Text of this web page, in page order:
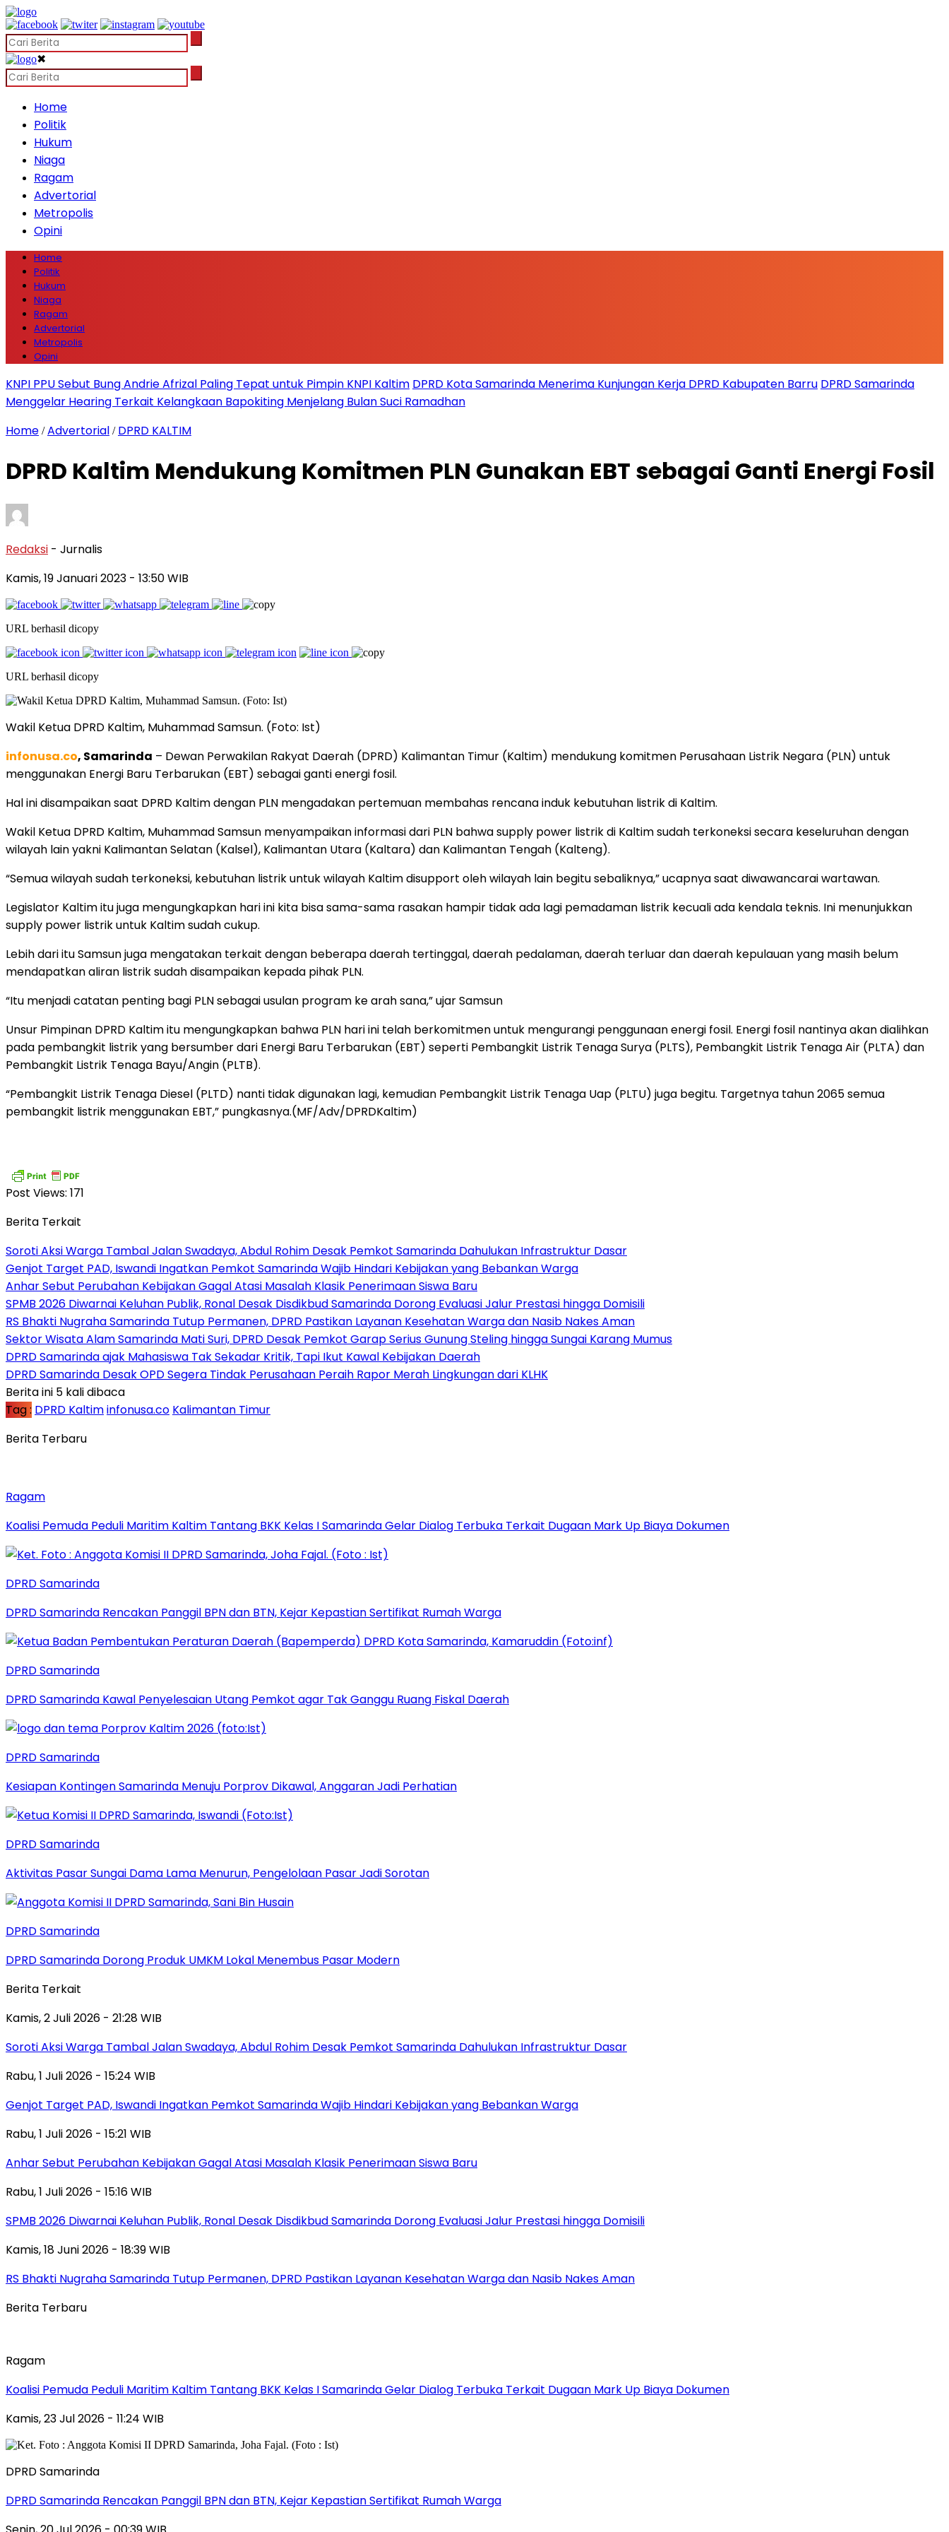
✖
Home
Politik
Hukum
Niaga
Ragam
Advertorial
Metropolis
Opini
Home
Politik
Hukum
Niaga
Ragam
Advertorial
Metropolis
Opini
KNPI PPU Sebut Bung Andrie Afrizal Paling Tepat untuk Pimpin KNPI Kaltim DPRD Kota Samarinda Menerima Kunjungan Kerja DPRD Kabupaten Barru DPRD Samarinda
Menggelar Hearing Terkait Kelangkaan Bapokiting Menjelang Bulan Suci Ramadhan
Home /Advertorial / DPRD KALTIM
DPRD Kaltim Mendukung Komitmen PLN Gunakan EBT sebagai Ganti Energi Fosil
Redaksi - Jurnalis
Kamis, 19 Januari 2023 - 13:50 WIB
URL berhasil dicopy
URL berhasil dicopy
Wakil Ketua DPRD Kaltim, Muhammad Samsun. (Foto: Ist)
infonusa.co, Samarinda – Dewan Perwakilan Rakyat Daerah (DPRD) Kalimantan Timur (Kaltim) mendukung komitmen Perusahaan Listrik Negara (PLN) untuk
menggunakan Energi Baru Terbarukan (EBT) sebagai ganti energi fosil.
Hal ini disampaikan saat DPRD Kaltim dengan PLN mengadakan pertemuan membahas rencana induk kebutuhan listrik di Kaltim.
Wakil Ketua DPRD Kaltim, Muhammad Samsun menyampaikan informasi dari PLN bahwa supply power listrik di Kaltim sudah terkoneksi secara keseluruhan dengan
wilayah lain yakni Kalimantan Selatan (Kalsel), Kalimantan Utara (Kaltara) dan Kalimantan Tengah (Kalteng).
“Semua wilayah sudah terkoneksi, kebutuhan listrik untuk wilayah Kaltim disupport oleh wilayah lain begitu sebaliknya,” ucapnya saat diwawancarai wartawan.
Legislator Kaltim itu juga mengungkapkan hari ini kita bisa sama-sama rasakan hampir tidak ada lagi pemadaman listrik kecuali ada kendala teknis. Ini menunjukkan
supply power listrik untuk Kaltim sudah cukup.
Lebih dari itu Samsun juga mengatakan terkait dengan beberapa daerah tertinggal, daerah pedalaman, daerah terluar dan daerah kepulauan yang masih belum
mendapatkan aliran listrik sudah disampaikan kepada pihak PLN.
“Itu menjadi catatan penting bagi PLN sebagai usulan program ke arah sana,” ujar Samsun
Unsur Pimpinan DPRD Kaltim itu mengungkapkan bahwa PLN hari ini telah berkomitmen untuk mengurangi penggunaan energi fosil. Energi fosil nantinya akan dialihkan
pada pembangkit listrik yang bersumber dari Energi Baru Terbarukan (EBT) seperti Pembangkit Listrik Tenaga Surya (PLTS), Pembangkit Listrik Tenaga Air (PLTA) dan
Pembangkit Listrik Tenaga Bayu/Angin (PLTB).
“Pembangkit Listrik Tenaga Diesel (PLTD) nanti tidak digunakan lagi, kemudian Pembangkit Listrik Tenaga Uap (PLTU) juga begitu. Targetnya tahun 2065 semua
pembangkit listrik menggunakan EBT,” pungkasnya.(MF/Adv/DPRDKaltim)
Post Views: 171
Berita Terkait
Soroti Aksi Warga Tambal Jalan Swadaya, Abdul Rohim Desak Pemkot Samarinda Dahulukan Infrastruktur Dasar
Genjot Target PAD, Iswandi Ingatkan Pemkot Samarinda Wajib Hindari Kebijakan yang Bebankan Warga
Anhar Sebut Perubahan Kebijakan Gagal Atasi Masalah Klasik Penerimaan Siswa Baru
SPMB 2026 Diwarnai Keluhan Publik, Ronal Desak Disdikbud Samarinda Dorong Evaluasi Jalur Prestasi hingga Domisili
RS Bhakti Nugraha Samarinda Tutup Permanen, DPRD Pastikan Layanan Kesehatan Warga dan Nasib Nakes Aman
Sektor Wisata Alam Samarinda Mati Suri, DPRD Desak Pemkot Garap Serius Gunung Steling hingga Sungai Karang Mumus
DPRD Samarinda ajak Mahasiswa Tak Sekadar Kritik, Tapi Ikut Kawal Kebijakan Daerah
DPRD Samarinda Desak OPD Segera Tindak Perusahaan Peraih Rapor Merah Lingkungan dari KLHK
Berita ini 5 kali dibaca
Tag : DPRD Kaltiminfonusa.co Kalimantan Timur
Berita Terbaru
Ragam
Koalisi Pemuda Peduli Maritim Kaltim Tantang BKK Kelas I Samarinda Gelar Dialog Terbuka Terkait Dugaan Mark Up Biaya Dokumen
DPRD Samarinda
DPRD Samarinda Rencakan Panggil BPN dan BTN, Kejar Kepastian Sertifikat Rumah Warga
DPRD Samarinda
DPRD Samarinda Kawal Penyelesaian Utang Pemkot agar Tak Ganggu Ruang Fiskal Daerah
DPRD Samarinda
Kesiapan Kontingen Samarinda Menuju Porprov Dikawal, Anggaran Jadi Perhatian
DPRD Samarinda
Aktivitas Pasar Sungai Dama Lama Menurun, Pengelolaan Pasar Jadi Sorotan
DPRD Samarinda
DPRD Samarinda Dorong Produk UMKM Lokal Menembus Pasar Modern
Berita Terkait
Kamis, 2 Juli 2026 - 21:28 WIB
Soroti Aksi Warga Tambal Jalan Swadaya, Abdul Rohim Desak Pemkot Samarinda Dahulukan Infrastruktur Dasar
Rabu, 1 Juli 2026 - 15:24 WIB
Genjot Target PAD, Iswandi Ingatkan Pemkot Samarinda Wajib Hindari Kebijakan yang Bebankan Warga
Rabu, 1 Juli 2026 - 15:21 WIB
Anhar Sebut Perubahan Kebijakan Gagal Atasi Masalah Klasik Penerimaan Siswa Baru
Rabu, 1 Juli 2026 - 15:16 WIB
SPMB 2026 Diwarnai Keluhan Publik, Ronal Desak Disdikbud Samarinda Dorong Evaluasi Jalur Prestasi hingga Domisili
Kamis, 18 Juni 2026 - 18:39 WIB
RS Bhakti Nugraha Samarinda Tutup Permanen, DPRD Pastikan Layanan Kesehatan Warga dan Nasib Nakes Aman
Berita Terbaru
Ragam
Koalisi Pemuda Peduli Maritim Kaltim Tantang BKK Kelas I Samarinda Gelar Dialog Terbuka Terkait Dugaan Mark Up Biaya Dokumen
Kamis, 23 Jul 2026 - 11:24 WIB
DPRD Samarinda
DPRD Samarinda Rencakan Panggil BPN dan BTN, Kejar Kepastian Sertifikat Rumah Warga